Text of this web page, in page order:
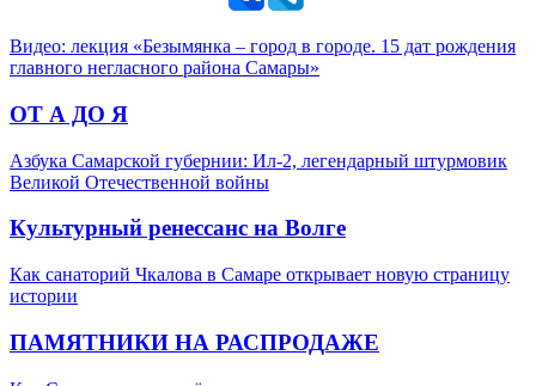
Видео: лекция «Безымянка – город в городе. 15 дат рождения
главного негласного района Самары»
ОТ А ДО Я
Азбука Самарской губернии: Ил-2, легендарный штурмовик
Великой Отечественной войны
Культурный ренессанс на Волге
Как санаторий Чкалова в Самаре открывает новую страницу
истории
ПАМЯТНИКИ НА РАСПРОДАЖЕ